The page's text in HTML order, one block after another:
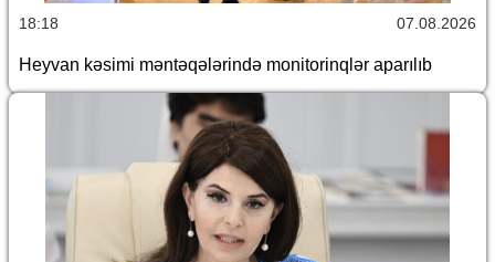
18:18 07.08.2026
Heyvan kəsimi məntəqələrində monitorinqlər aparılıb